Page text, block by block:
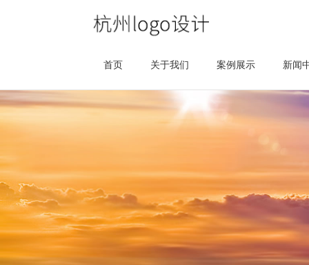
首页 关于我们 案例展示 新闻